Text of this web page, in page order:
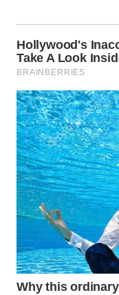
WN
LABUHANBATU
WN
TAPANULI
TENGAH
WN DELI
SERDANG
WN
TEBING
TINGGI
WN
PAKPAK